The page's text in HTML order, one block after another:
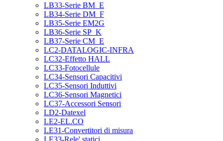
LB33-Serie BM_E
LB34-Serie DM_F
LB35-Serie EM2G
LB36-Serie SP_K
LB37-Serie CM_E
LC2-DATALOGIC-INFRA
LC32-Effetto HALL
LC33-Fotocellule
LC34-Sensori Capacitivi
LC35-Sensori Induttivi
LC36-Sensori Magnetici
LC37-Accessori Sensori
LD2-Datexel
LE2-EL.CO
LE31-Convertitori di misura
LE33-Rele' statici